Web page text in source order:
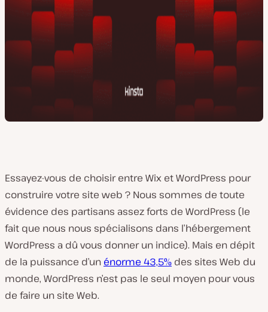
Essayez-vous de choisir entre Wix et WordPress pour
construire votre site web ? Nous sommes de toute
évidence des partisans assez forts de WordPress (le
fait que nous nous spécialisons dans l’hébergement
WordPress a dû vous donner un indice). Mais en dépit
de la puissance d’un énorme 43,5% des sites Web du
monde, WordPress n’est pas le seul moyen pour vous
de faire un site Web.